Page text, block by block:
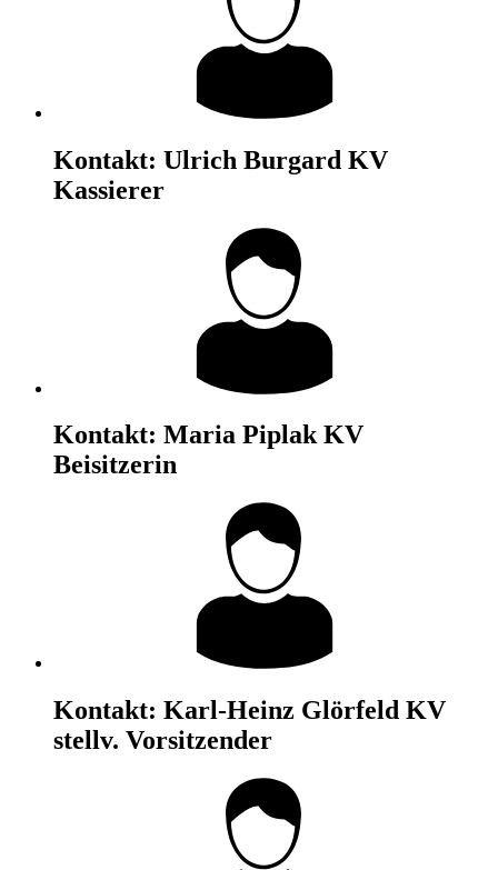
Kontakt: Ulrich Burgard KV
Kassierer
Kontakt: Maria PiplakKV
Beisitzerin
Kontakt: Karl-Heinz Glörfeld KV
stellv. Vorsitzender